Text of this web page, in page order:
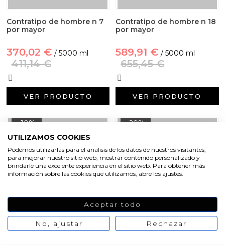
Contratipo de hombre n 7
por mayor
370,02 € / 5000 ml
411,14 €
VER PRODUCTO
Contratipo de hombre n 18
por mayor
589,91 € / 5000 ml
655,45 €
VER PRODUCTO
-10%
Contratipo de hombre n 22
-20%
Esencia infantil baby fresh
UTILIZAMOS COOKIES
Podemos utilizarlas para el análisis de los datos de nuestros visitantes,
para mejorar nuestro sitio web, mostrar contenido personalizado y
brindarle una excelente experiencia en el sitio web. Para obtener más
información sobre las cookies que utilizamos, abre los ajustes.
Aceptar todo
No, ajustar Rechazar